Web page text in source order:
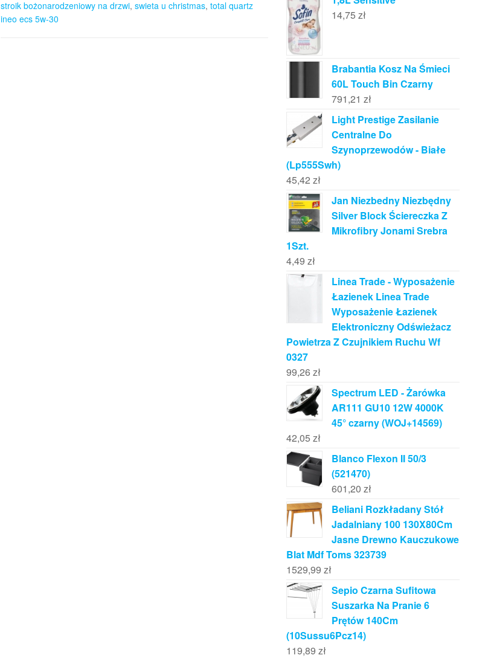
stroik bożonarodzeniowy na drzwi, swieta u christmas, total quartz
ineo ecs 5w-30
14,75 zł
Brabantia Kosz Na Śmieci
60L Touch Bin Czarny
791,21 zł
Light Prestige Zasilanie
Centralne Do
Szynoprzewodów - Białe
(Lp555Swh)
45,42 zł
Jan Niezbedny Niezbędny
Silver Block Ściereczka Z
Mikrofibry Jonami Srebra
1Szt.
4,49 zł
Linea Trade - Wyposażenie
Łazienek Linea Trade
Wyposażenie Łazienek
Elektroniczny Odświeżacz
Powietrza Z Czujnikiem Ruchu Wf
0327
99,26 zł
Spectrum LED - Żarówka
AR111 GU10 12W 4000K
45° czarny (WOJ+14569)
42,05 zł
Blanco Flexon II 50/3
(521470)
601,20 zł
Beliani Rozkładany Stół
Jadalniany 100 130X80Cm
Jasne Drewno Kauczukowe
Blat Mdf Toms 323739
1529,99 zł
Sepio Czarna Sufitowa
Suszarka Na Pranie 6
Prętów 140Cm
(10Sussu6Pcz14)
119,89 zł